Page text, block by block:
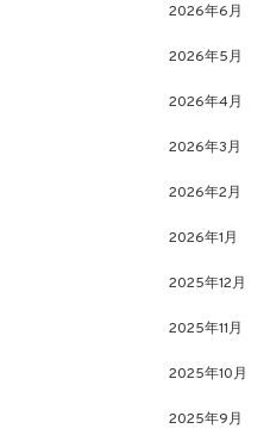
2026年6月
2026年5月
2026年4月
2026年3月
2026年2月
2026年1月
2025年12月
2025年11月
2025年10月
2025年9月